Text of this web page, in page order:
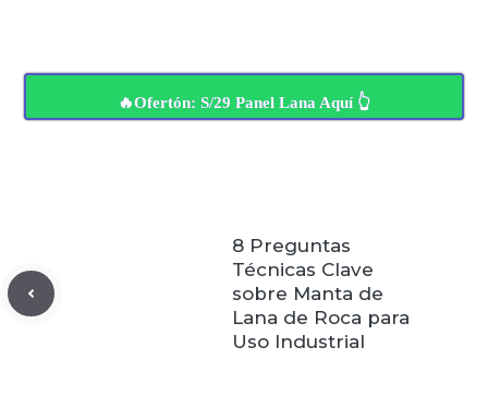
🔥Ofertón: S/29 Panel Lana Aquí 👆
8 Preguntas
Técnicas Clave
sobre Manta de
Lana de Roca para
Uso Industrial